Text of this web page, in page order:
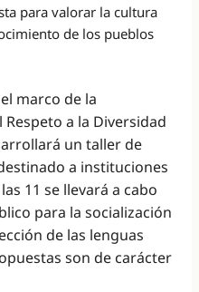
para valorar la cultura
de los pueblos
marco de la
a la Diversidad
un taller de
a instituciones
11 se llevará a cabo
para la socialización
de las lenguas
son de carácter